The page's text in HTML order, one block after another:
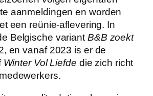
aanmeldingen en worden
een reünie-aflevering. In
Belgische variant B&B zoekt
en vanaf 2023 is er de
Winter Vol Liefde die zich richt